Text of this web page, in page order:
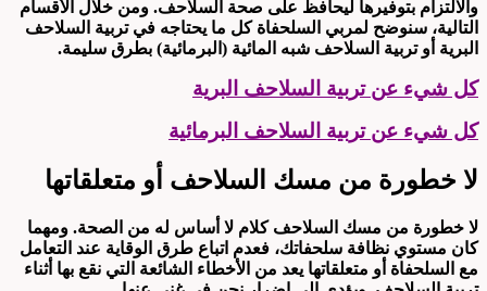
والالتزام بتوفيرها ليحافظ على صحة السلاحف. ومن خلال الأقسام
التالية، سنوضح لمربي السلحفاة كل ما يحتاجه في تربية السلاحف
البرية أو تربية السلاحف شبه المائية (البرمائية) بطرق سليمة.
كل شيء عن تربية السلاحف البرية
كل شيء عن تربية السلاحف البرمائية
لا خطورة من مسك السلاحف أو متعلقاتها
لا خطورة من مسك السلاحف كلام لا أساس له من الصحة. ومهما
كان مستوي نظافة سلحفاتك، فعدم اتباع طرق الوقاية عند التعامل
مع السلحفاة أو متعلقاتها يعد من الأخطاء الشائعة التي نقع بها أثناء